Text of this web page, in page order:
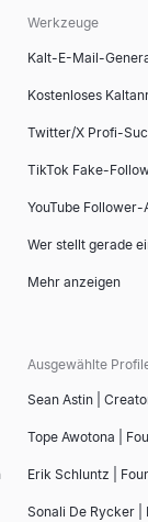
Werkzeuge
Kalt-E-Mail-
Kostenloses
Twitter/X Profi-
TikTok Fake-
YouTube Follower-
Wer stellt gerade
Mehr anzeigen
Ausgewählte
Sean Astin |
Tope Awotona |
Erik Schluntz |
Sonali De Rycker |